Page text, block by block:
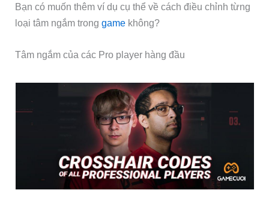
Bạn có muốn thêm ví dụ cụ thể về cách điều chỉnh từng
loại tâm ngắm tronggame không?
Tâm ngắm của các Pro player hàng đầu